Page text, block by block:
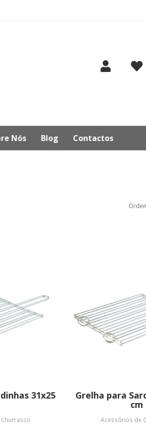
Nós Blog Contactos
31x25 Grelha para
cm
Acessórios de